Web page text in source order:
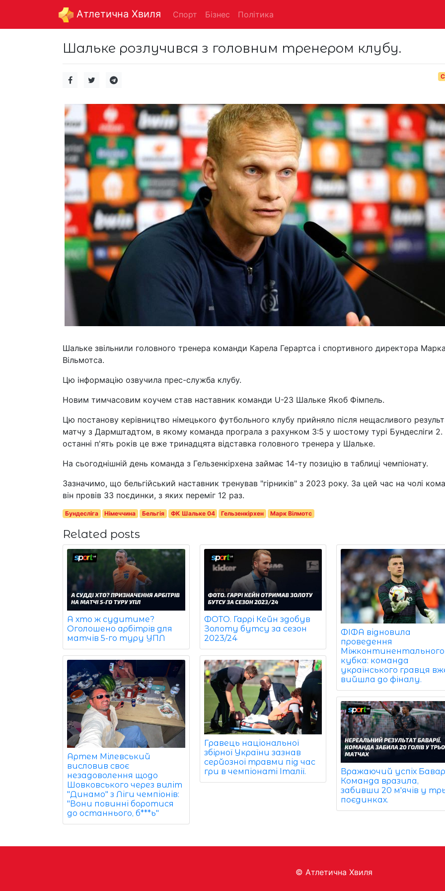
Aтлетична Хвиля Спорт Бізнес Політика
Шальке розлучився з головним тренером клубу.
Шальке звільнили головного тренера команди Карела Герартса і спортивного директора
Вільмотса.
Цю інформацію озвучила прес-служба клубу.
Новим тимчасовим коучем став наставник команди U-23 Шальке Якоб Фімпель.
Цю постанову керівництво німецького футбольного клубу прийняло після нещасливого
матчу з Дармштадтом, в якому команда програла з рахунком 3:5 у шостому турі Бундесліги 2.
останні п'ять років це вже тринадцята відставка головного тренера у Шальке.
На сьогоднішній день команда з Гельзенкірхена займає 14-ту позицію в таблиці чемпіонату.
Зазначимо, що бельгійський наставник тренував "гірників" з 2023 року. За цей час на чолі
він провів 33 поєдинки, з яких переміг 12 раз.
Бундесліга Німеччина Бельгія ФК Шальке 04 Гельзенкірхен Марк Вілмотс
Related posts
А хто ж судитиме?
Оголошено арбітрів для
матчів 5-го туру УПЛ
Артем Мілевський
висловив своє
незадоволення щодо
Шовковського через виліт
"Динамо" з Ліги чемпіонів:
"Вони повинні боротися
до останнього, б***ь"
ФОТО. Гаррі Кейн здобув
Золоту бутсу за сезон
2023/24
Гравець національної
збірної України зазнав
серйозної травми під час
гри в чемпіонаті Італії.
ФІФА відновила
проведення
Міжконтинентального
кубка: команда
українського гравця
вийшла до фіналу.
Вражаючий успіх
Команда вразила,
забивши 20 м'ячів у
поєдинках.
© Aтлетична Хвиля